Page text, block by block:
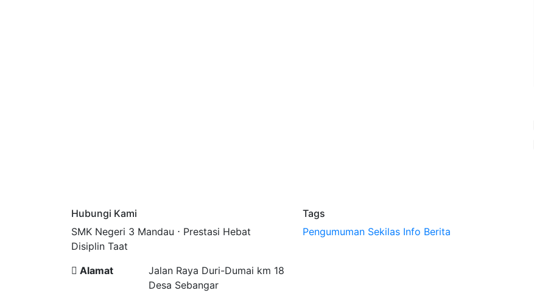
Hubungi Kami
SMK Negeri 3 Mandau ⋅ Prestasi Hebat
Disiplin Taat
Alamat
Jalan Raya Duri-Dumai km 18
Desa Sebangar
Tags
Pengumuman Sekilas Info Berita